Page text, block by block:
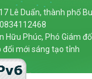
Lê Duẩn, thành phố
Hữu Phúc, Phó Giám
đổi mới sáng tạo tỉnh